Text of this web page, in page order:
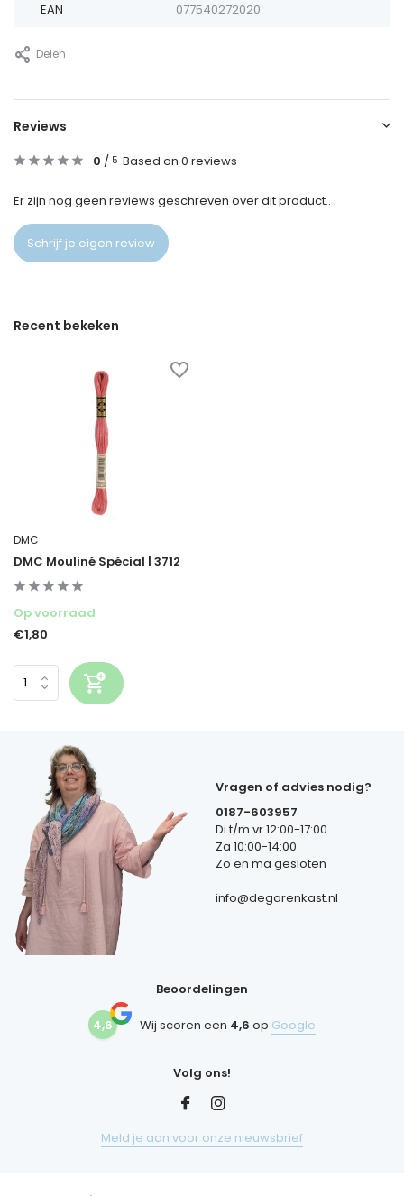
EAN 077540272020
Delen
Reviews
0 / 5 Based on 0 reviews
Er zijn nog geen reviews geschreven over dit product..
Schrijf je eigen review
Recent bekeken
DMC
DMC Mouliné Spécial | 3712
Op voorraad
€1,80
Vragen of advies nodig?
0187-603957
Di t/m vr 12:00-17:00
Za 10:00-14:00
Zo en ma gesloten
info@degarenkast.nl
Beoordelingen
4,6 Wij scoren een 4,6 op Google
Volg ons!
Meld je aan voor onze nieuwsbrief